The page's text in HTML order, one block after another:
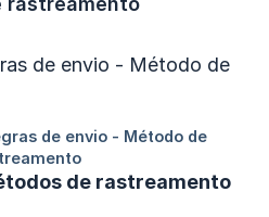
de rastreamento